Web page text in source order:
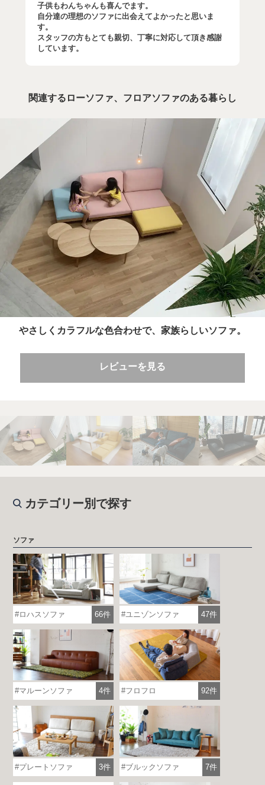
子供もわんちゃんも喜んでます。
自分達の理想のソファに出会えてよかったと思いま
す。
スタッフの方もとても親切、丁寧に対応して頂き感謝
しています。
関連するローソファ、フロアソファのある暮らし
やさしくカラフルな色合わせで、家族らしいソファ。
レビューを見る
カテゴリー別で探す
ソファ
ロハスソファ 66件 ユニゾンソファ 47件
マルーンソファ 4件 フロフロ 92件
プレートソファ 3件 ブルックソファ 7件